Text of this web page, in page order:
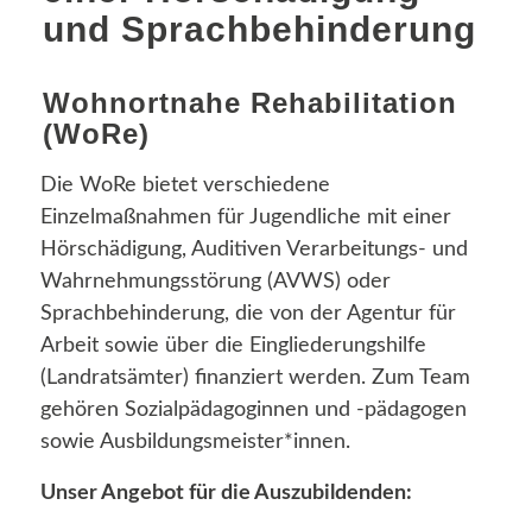
und Sprachbehinderung
Wohnortnahe Rehabilitation
(WoRe)
Die WoRe bietet verschiedene
Einzelmaßnahmen für Jugendliche mit einer
Hörschädigung, Auditiven Verarbeitungs- und
Wahrnehmungsstörung (AVWS) oder
Sprachbehinderung, die von der Agentur für
Arbeit sowie über die Eingliederungshilfe
(Landratsämter) finanziert werden. Zum Team
gehören Sozialpädagoginnen und -pädagogen
sowie Ausbildungsmeister*innen.
Unser Angebot für die Auszubildenden: